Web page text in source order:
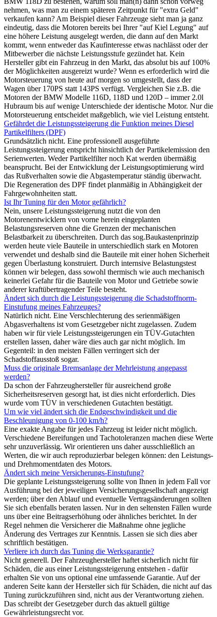
nehmen, was man zu einem späteren Zeitpunkt für "extra Geld"
verkaufen kann? Am Beispiel dieser Fahrzeuge sieht man ja ganz
eindeutig, dass die Motoren bereits bei Ihrer "auf Kiel Legung" auf
eine höhere Leistung ausgelegt werden, die dann auf den Markt
kommt, wenn entweder das Kaufinteresse etwas nachlässt oder der
Mitbewerber die nächste Leistungsstufe gezündet hat. Kein
Hersteller gibt ein Fahrzeug in den Markt, das absolut bis auf 100%
der Möglichkeiten ausgereizt wurde? Wenn es erforderlich wird die
Motorsteuerung von heute auf morgen so umgestellt, dass der
Wagen über 170PS statt 143PS verfügt. Vergleichen Sie z.B. die
Motoren der BMW Modelle 116D, 118D und 120D – immer 2.0l
Hubraum bis auf wenige Unterschiede der identische Motor. Nur die
Motorsteuerung entscheidet maßgeblich, wie viel Leistung entsteht.
Gefährdet die Leistungssteigerung die Funktion meines Diesel
Partikelfilters (DPF)
Grundsätzlich nicht. Eine professionell ausgeführte
Leistungssteigerung entspricht hinsichtlich der Partikelemission den
Serienwerten. Weder Partikelfilter noch Kat werden übermäßig
beansprucht. Bei der Entwicklung der Leistungsoptimierung wird
das Rußverhalten sowie die Abgastemperatur ständig überwacht.
Die Regeneration des DPF findet planmäßig in Abhängigkeit der
Fahrgewohnheiten statt.
Ist Ihr Tuning für den Motor gefährlich?
Nein, unsere Leistungssteigerung nutzt die von den
Motorenentwicklern von vorne herein eingeplanten
Belastungsreserven ohne die Grenzen der mechanischen
Belastbarkeit zu überschreiten. Durch das sog.Baukastenprinzip
werden heute viele Bauteile in unterschiedlich stark en Motoren
verwendet und deshalb sind die Bauteile mit einer hohen Sicherheit
gegen Überlastung konstruiert. Durch internsive Belastungstest
können wir belegen, dass sowohl thermisch wie auch mechanisch
keinerlei Gefahr für die Bauteile von Motor und Getriebe sowie
anderer kraftübertragender Teile besteht.
Ändert sich durch die Leistungssteigerung die Schadstoffnorm-
Einstufung meines Fahrzeuges?
Natürlich nicht. Eine Verschlechterung des serienmäßigen
Abgasverhaltens ist vom Gesetzgeber nicht zugelassen. Zudem
haben wir für viele Leistungssteigerungen ein TÜV-Gutachten
erstellen lassen, daher wäre dies auch gar nicht möglich. Im
Gegenteil: in den meisten Fällen verringert sich der
Schadstoffausstoß sogar.
Muss die originale Bremsanlage der Mehrleistung angepasst
werden?
Da schon der Fahrzeughersteller für ausreichend große
Sicherheitsreserven gesorgt hat, ist dies nicht erforderlich. Dies
wurde vom TÜV in verschiedenen Gutachten bestätigt.
Um wie viel ändert sich die Endgeschwindigkeit und die
Beschleunigung von 0-100 km/h?
Eine exakte Angabe für jedes Fahrzeug ist leider nicht möglich.
Verschiedene Bereifungen und Tachotoleranzen machen diese Werte
sehr unzuverlässig. Wir orientieren uns daher ausschließlich an
Werten, die wir auch reproduzierbar belegen können: den Leistungs-
und Drehmomentdaten des Motors.
Ändert sich meine Versicherungs-Einstufung?
Die geplante Leistungssteigerung sollte von Ihnen in jedem Fall vor
Ausführung bei der jeweiligen Versicherungsgesellschaft angezeigt
werden; über den Ablauf und eventuelle Vertragsänderungen sollten
Sie sich ebenfalls beraten lassen. Nur in den seltensten Fällen wurde
uns über eine Beitragserhöhung oder ähnliches berichtet. In der
Regel nehmen die Versicherer die Maßnahme ohne jegliche
Änderung des Vertrages zur Kenntnis. Lassen sie sich dies aber
schriftlich bestätigen.
Verliere ich durch das Tuning die Werksgarantie?
Nicht generell. Der Fahrzeughersteller haftet sicherlich nicht für
Schäden, die aus einer Leistungssteigerung entstehen - dafür
erhalten Sie von uns optional eine umfassende Garantie. Auf der
anderen Seite kann der Hersteller sich für Schäden, die nicht auf das
Tuning zurückzuführen sind, nicht aus der Verantwortung ziehen.
Das schreibt der Gesetzgeber durch das aktuell gültige
Gewährleistungsrecht vor.